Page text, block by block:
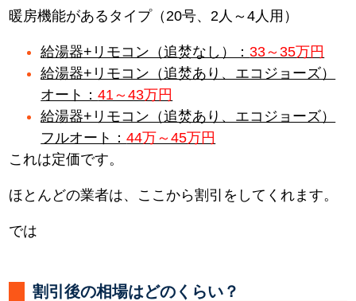
暖房機能があるタイプ（20号、2人～4人用）
給湯器+リモコン（追焚なし）：33～35万円
給湯器+リモコン（追焚あり、エコジョーズ）
オート：41～43万円
給湯器+リモコン（追焚あり、エコジョーズ）
フルオート：44万～45万円
これは定価です。
ほとんどの業者は、ここから割引をしてくれます。
では
割引後の相場はどのくらい？